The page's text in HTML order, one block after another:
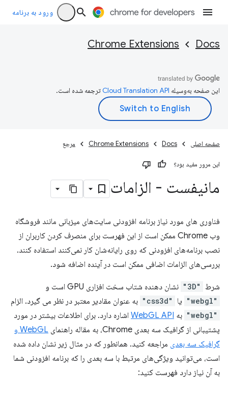
ورود به برنامه
Docs
Chrome Extensions
این صفحه به‌وسیله ترجمه شده است.
صفحه اصلی Docs
Chrome Extensions مرجع
این مرور مفید بود؟
مانیفست - الزامات
فناوری های مورد نیاز برنامه افزودنی سایت‌های میزبانی مانند فروشگاه
وب Chrome ممکن است از این فهرست برای منصرف کردن کاربران از
نصب برنامه‌های افزودنی که روی رایانه‌شان کار نمی‌کنند استفاده کنند.
بررسی‌های الزامات اضافی ممکن است در آینده اضافه شود.
شرط "3D" نشان دهنده شتاب سخت افزاری GPU است و
"webgl" یا "css3d" به عنوان مقادیر معتبر در نظر می گیرد. الزام
"webgl" به WebGL API اشاره دارد. برای اطلاعات بیشتر در مورد
پشتیبانی از گرافیک سه بعدی Chrome، به مقاله راهنمای
WebGL و
گرافیک سه بعدی مراجعه کنید. همانطور که در مثال زیر نشان داده شده
است، می‌توانید ویژگی‌های مرتبط با سه بعدی را که برنامه افزودنی شما
به آن نیاز دارد فهرست کنید: